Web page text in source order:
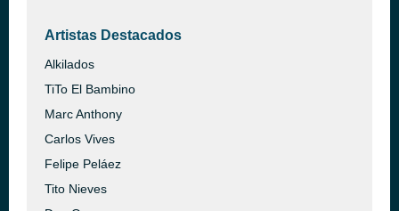
Artistas Destacados
Alkilados
TiTo El Bambino
Marc Anthony
Carlos Vives
Felipe Peláez
Tito Nieves